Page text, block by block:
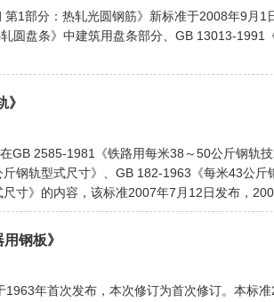
1部分：热轧光圆钢筋》新标准于2008年9月1
圆盘条》中建筑用盘条部分、GB 13013-1991
GB 2585-1981《铁路用每米38～50公斤钢轨
钢轨型式尺寸》、GB 182-1963《每米43公斤
寸》的内容，该标准2007年7月12日发布，
钢板》
年首次发布，本次修订为首次修订。本标